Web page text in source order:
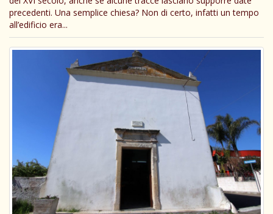
precedenti. Una semplice chiesa? Non di certo, infatti un tempo
all’edificio era...